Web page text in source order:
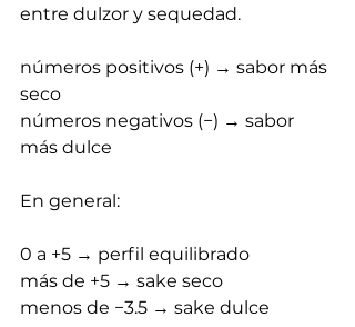
entre dulzor y sequedad.
números positivos (+) → sabor más
seco
números negativos (−) → sabor
más dulce
En general:
0 a +5 → perfil equilibrado
más de +5 → sake seco
menos de −3.5 → sake dulce